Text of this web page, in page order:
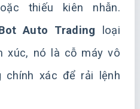
thiếu kiên nhẫn.
Auto Trading loại
xúc, nó là cỗ máy vô
chính xác để rải lệnh